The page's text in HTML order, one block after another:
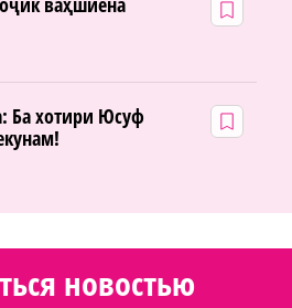
Ба хотири Юсуф
новостью